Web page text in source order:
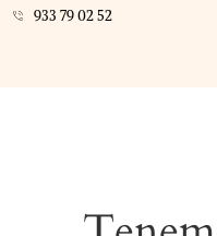
933 79 02 52